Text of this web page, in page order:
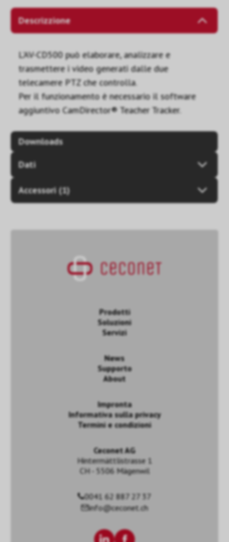
Descrizzione
L'AV-CD500 può elaborare, analizzare e
trasmettere i video generati dalle due
telecamere PTZ che controlla.
Per il funzionamento è necessario il software
aggiuntivo CamDirector® Teacher Tracker.
Downloads
Dati
Accessori (1)
Prodotti
Soluzioni
Servizi
News
Supporto
About
Impronta
Informativa sulla privacy
Termini e condizioni
Ceconet AG
Hintermättlistrasse 1
CH - 5506 Mägenwil
0041 62 887 27 37
info@ceconet.ch